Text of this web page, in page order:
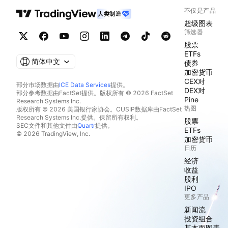
人类制造
简体中文
部分市场数据由ICE Data Services提供。
部分参考数据由FactSet提供。版权所有 © 2026 FactSet
Research Systems Inc.
版权所有 © 2026 美国银行家协会。CUSIP数据库由FactSet
Research Systems Inc.提供。保留所有权利。
SEC文件和其他文件由Quartr提供。
© 2026 TradingView, Inc.
不仅是产品
超级图表
筛选器
股票
ETFs
债券
加密货币
CEX对
DEX对
Pine
热图
股票
ETFs
加密货币
日历
经济
收益
股利
IPO
更多产品
新闻流
投资组合